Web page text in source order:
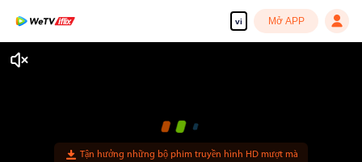
vi Mở APP
Tận hưởng những bộ phim truyền hình HD mượt mà